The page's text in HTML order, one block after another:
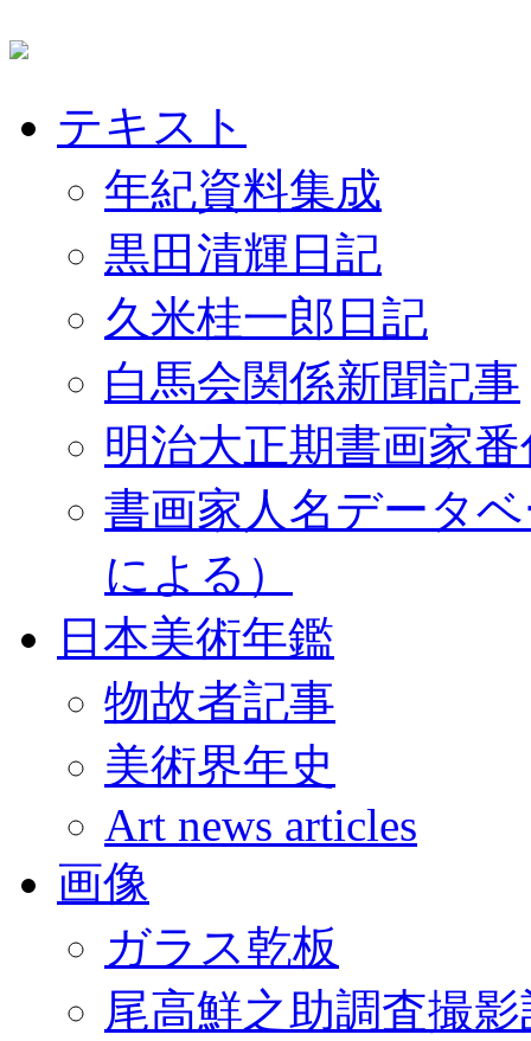
テキスト
年紀資料集成
黒田清輝日記
久米桂一郎日記
白馬会関係新聞記事
明治大正期書画家
書画家人名データ
による）
日本美術年鑑
物故者記事
美術界年史
Art news articles
画像
ガラス乾板
尾高鮮之助調査撮